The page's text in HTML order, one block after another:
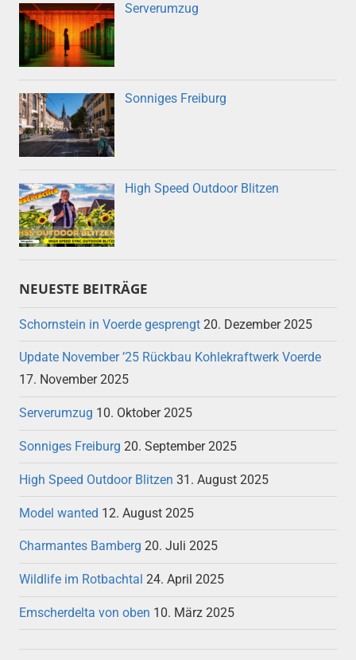
Serverumzug
Sonniges Freiburg
High Speed Outdoor Blitzen
NEUESTE BEITRÄGE
Schornstein in Voerde gesprengt 20. Dezember 2025
Update November ’25 Rückbau Kohlekraftwerk Voerde
17. November 2025
Serverumzug 10. Oktober 2025
Sonniges Freiburg 20. September 2025
High Speed Outdoor Blitzen 31. August 2025
Model wanted 12. August 2025
Charmantes Bamberg 20. Juli 2025
Wildlife im Rotbachtal 24. April 2025
Emscherdelta von oben 10. März 2025